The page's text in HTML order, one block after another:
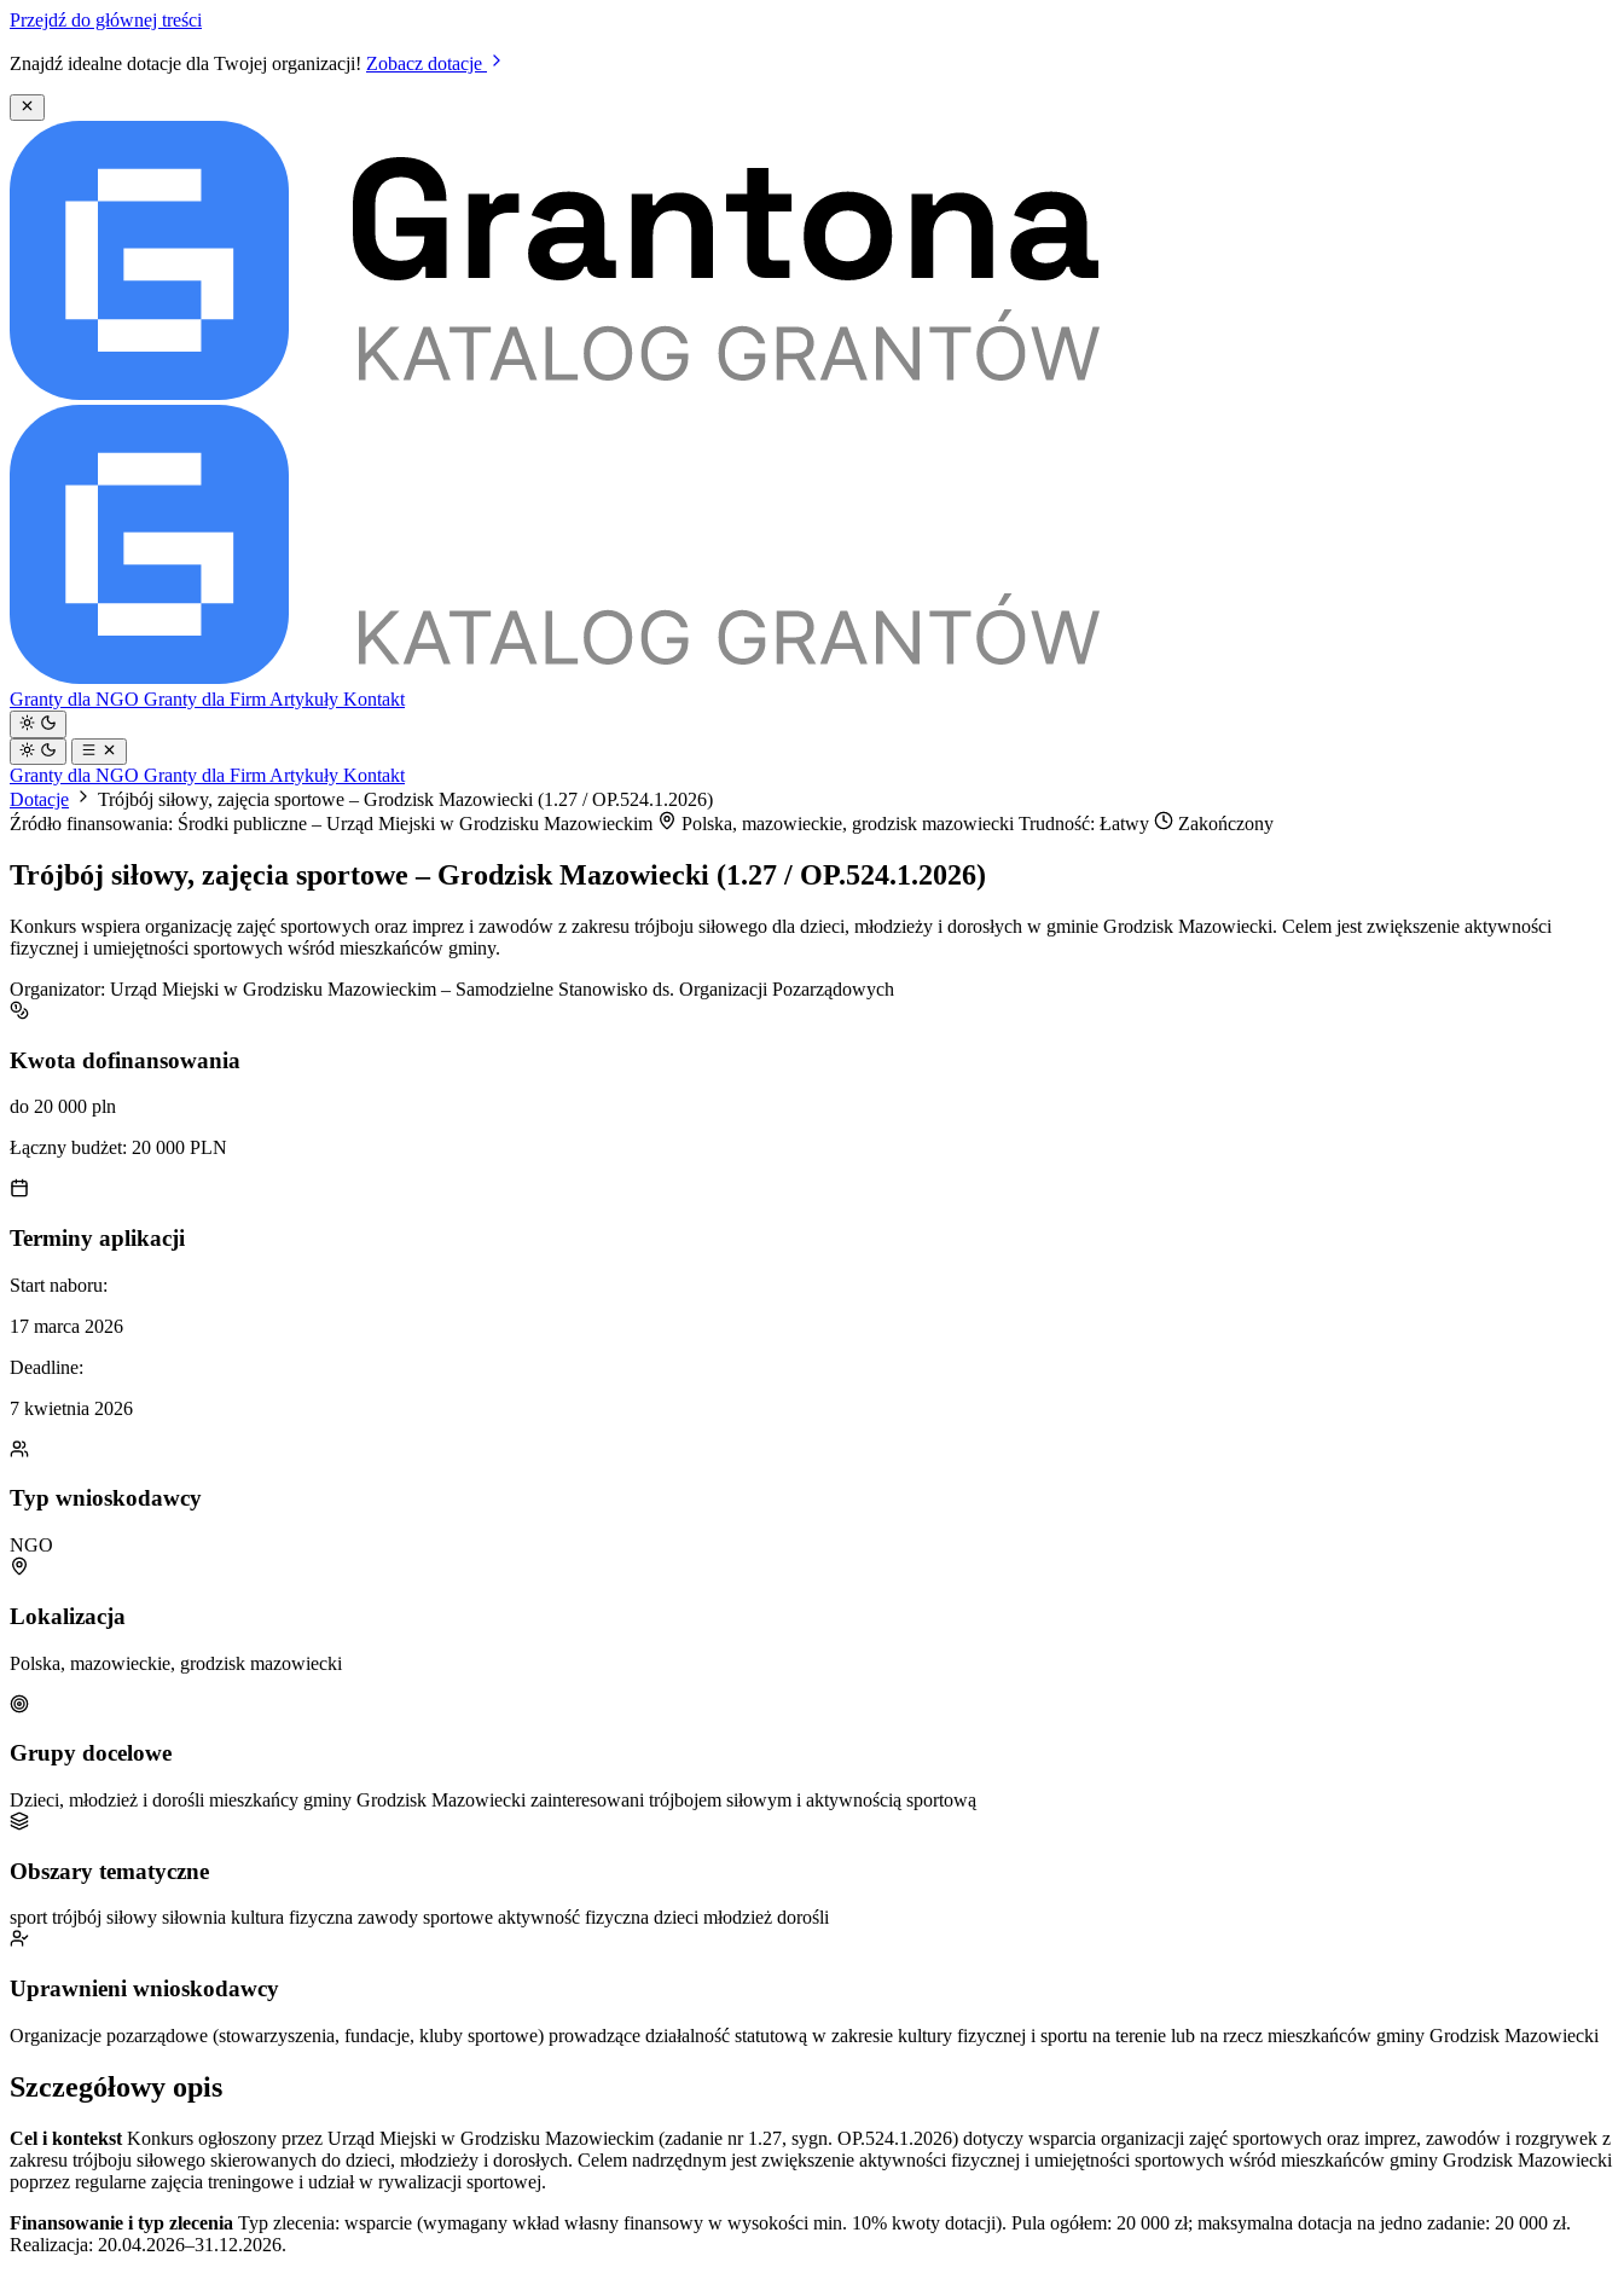
Przejdź do głównej treści
Znajdź idealne dotacje dla Twojej organizacji! Zobacz dotacje
Granty dla NGO Granty dla Firm Artykuły Kontakt
Granty dla NGO Granty dla Firm Artykuły Kontakt
Dotacje
Trójbój siłowy, zajęcia sportowe – Grodzisk Mazowiecki (1.27 / OP.524.1.2026)
Źródło finansowania: Środki publiczne – Urząd Miejski w Grodzisku Mazowieckim
Polska, mazowieckie, grodzisk mazowiecki Trudność: Łatwy Zakończony
Trójbój siłowy, zajęcia sportowe – Grodzisk Mazowiecki (1.27 / OP.524.1.2026)
Konkurs wspiera organizację zajęć sportowych oraz imprez i zawodów z zakresu trójboju siłowego dla dzieci, młodzieży i dorosłych w gminie Grodzisk Mazowiecki. Celem jest zwiększenie aktywności
fizycznej i umiejętności sportowych wśród mieszkańców gminy.
Organizator: Urząd Miejski w Grodzisku Mazowieckim – Samodzielne Stanowisko ds. Organizacji Pozarządowych
Kwota dofinansowania
do 20 000 pln
Łączny budżet: 20 000 PLN
Terminy aplikacji
Start naboru:
17 marca 2026
Deadline:
7 kwietnia 2026
Typ wnioskodawcy
NGO
Lokalizacja
Polska, mazowieckie, grodzisk mazowiecki
Grupy docelowe
Dzieci, młodzież i dorośli mieszkańcy gminy Grodzisk Mazowiecki zainteresowani trójbojem siłowym i aktywnością sportową
Obszary tematyczne
sporttrójbój siłowy siłownia kultura fizyczna zawody sportowe aktywność fizyczna dzieci młodzież dorośli
Uprawnieni wnioskodawcy
Organizacje pozarządowe (stowarzyszenia, fundacje, kluby sportowe) prowadzące działalność statutową w zakresie kultury fizycznej i sportu na terenie lub na rzecz mieszkańców gminy Grodzisk Mazowiecki
Szczegółowy opis
Cel i kontekst Konkurs ogłoszony przez Urząd Miejski w Grodzisku Mazowieckim (zadanie nr 1.27, sygn. OP.524.1.2026) dotyczy wsparcia organizacji zajęć sportowych oraz imprez, zawodów i rozgrywek z
zakresu trójboju siłowego skierowanych do dzieci, młodzieży i dorosłych. Celem nadrzędnym jest zwiększenie aktywności fizycznej i umiejętności sportowych wśród mieszkańców gminy Grodzisk Mazowiecki
poprzez regularne zajęcia treningowe i udział w rywalizacji sportowej.
Finansowanie i typ zlecenia Typ zlecenia: wsparcie (wymagany wkład własny finansowy w wysokości min. 10% kwoty dotacji). Pula ogółem: 20 000 zł; maksymalna dotacja na jedno zadanie: 20 000 zł.
Realizacja: 20.04.2026–31.12.2026.